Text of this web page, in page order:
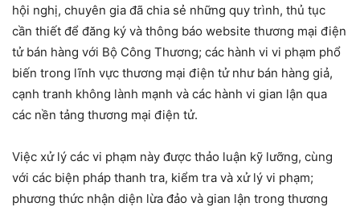
hội nghị, chuyên gia đã chia sẻ những quy trình, thủ tục
cần thiết để đăng ký và thông báo website thương mại điện
tử bán hàng với Bộ Công Thương; các hành vi vi phạm phổ
biến trong lĩnh vực thương mại điện tử như bán hàng giả,
cạnh tranh không lành mạnh và các hành vi gian lận qua
các nền tảng thương mại điện tử.
Việc xử lý các vi phạm này được thảo luận kỹ lưỡng, cùng
với các biện pháp thanh tra, kiểm tra và xử lý vi phạm;
phương thức nhận diện lừa đảo và gian lận trong thương